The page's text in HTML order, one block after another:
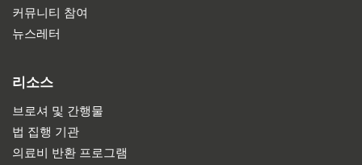
커뮤니티 참여
뉴스레터
리소스
브로셔 및 간행물
법 집행 기관
의료비 반환 프로그램